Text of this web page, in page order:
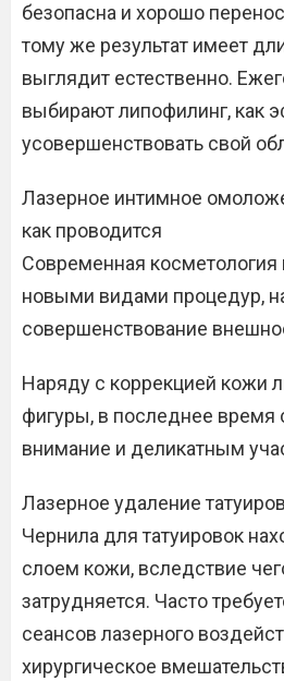
безопасна и хорошо
тому же результат имеет
выглядит естественно.
выбирают липофилинг, как
усовершенствовать свой
Лазерное интимное
как проводится
Современная косметология
новыми видами процедур,
совершенствование
Наряду с коррекцией кожи
фигуры, в последнее время
внимание и деликатным
Лазерное удаление
Чернила для татуировок
слоем кожи, вследствие
затрудняется. Часто
сеансов лазерного
хирургическое